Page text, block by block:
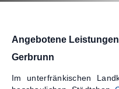
Angebotene
Gerbrunn
Im unterfränkischen